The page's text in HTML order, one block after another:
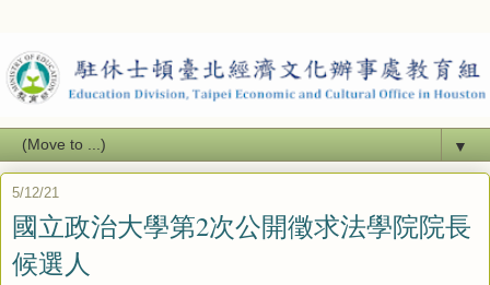
▼
5/12/21
國立政治大學第2次公開徵求法學院院長
候選人